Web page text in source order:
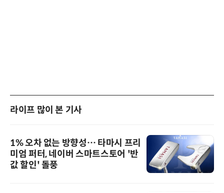
라이프 많이 본 기사
1% 오차 없는 방향성… 타마시 프리
미엄 퍼터, 네이버 스마트스토어 '반
값 할인' 돌풍